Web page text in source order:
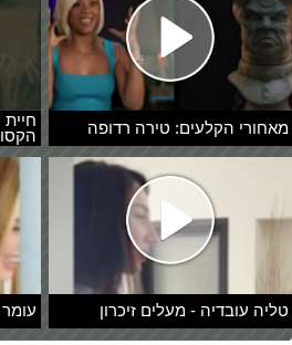
מאחורי הקלעים: טירה רדופה
טליה עובדיה - מעלים זיכרון עומר